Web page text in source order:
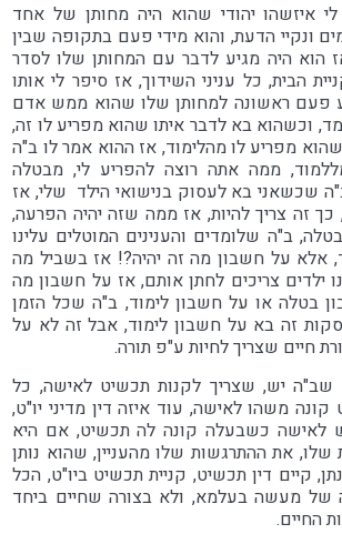
איזשהו יהודי שהוא היה מחותן של אחד
ונקיי הדעת, והוא מידי פעם בתקופה שבין
הוא היה מגיע לדבר עם המחותן שלו לסדר
הבית, כל עניני השידוך, אז סיפר לי אותו
פעם ראשונה למחותן שלו שהוא ממש אדם
וכשהוא בא לדבר איתו שהוא מפריע לו זה,
מפריע לו מהלימוד, אז ההוא אמר לו ב"ה
ממה אתה רוצה להפריע לי, מבטלה
שכשאני בא לעסוק בנישואי הילד שלי, אז
זה צריך להיות, אז ממה שזה יהיה הפרעה,
ב"ה שלומדים והענינים המוטלים עלינו
אלא על חשבון מה זה יהיה?! אז בשביל מה
ילדים צריכים לחתן אותם, אז על חשבון מה
בטלה או על חשבון לימוד, ב"ה שכל הזמן
זה בא על חשבון לימוד, אבל זה לא על
חיים שצריך לחיות ע"פ תורה.
שב"ה יש, שצריך לקנות תכשיט לאישה, כל
קונה משהו לאישה, עוד איזה דין מדיני יו"ט,
כשבעלה קונה לה תכשיט, אם היא
שלו, את ההתרגשות שלו מהעניין, שהוא נותן
קיים דין תכשיט, קניית תכשיט ביו"ט, הכל
של מעשה בעלמא, ולא בצורה שחיים ביחד
החיים.